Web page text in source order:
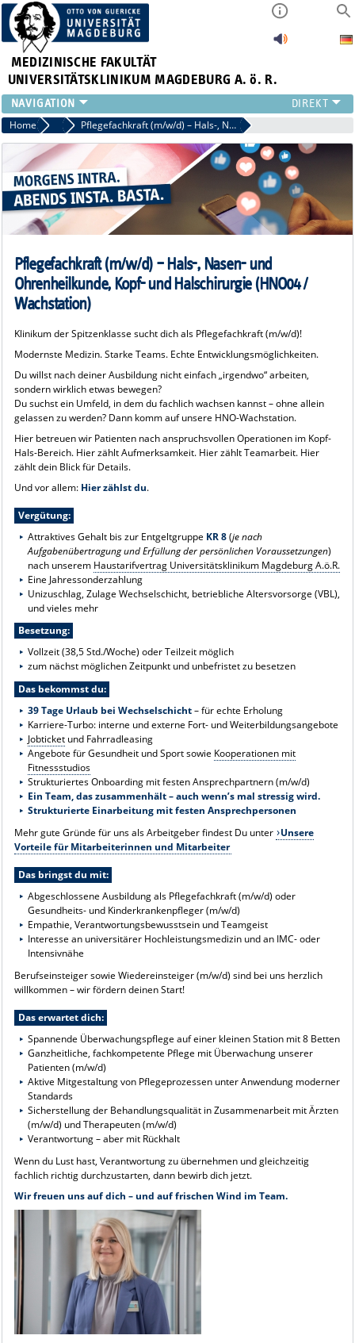
MEDIZINISCHE FAKULTÄT
UNIVERSITÄTSKLINIKUM MAGDEBURG A. ö. R.
INSTITUTE
KLINIKEN
ZENTRALE EINRICHTUNGEN
FORSCHUNG
PRESSE
ÜBER UNS
INTRANET
Home Intensivpflege, Intermediate Care und Wachstationen
Pflegefachkraft (m/w/d) – Hals-, Nasen- und Ohrenheilkunde, Kopf- und Halschirurgie (HNO04 / Wachstation)
Pflegefachkraft (m/w/d) – Hals-, Nasen- und
Ohrenheilkunde, Kopf- und Halschirurgie (HNO04 /
Wachstation)
Klinikum der Spitzenklasse sucht dich als Pflegefachkraft (m/w/d)!
Modernste Medizin. Starke Teams. Echte Entwicklungsmöglichkeiten.
Du willst nach deiner Ausbildung nicht einfach „irgendwo“ arbeiten,
sondern wirklich etwas bewegen?
Du suchst ein Umfeld, in dem du fachlich wachsen kannst – ohne allein
gelassen zu werden? Dann komm auf unsere HNO-Wachstation.
Hier betreuen wir Patienten nach anspruchsvollen Operationen im Kopf-
Hals-Bereich. Hier zählt Aufmerksamkeit. Hier zählt Teamarbeit. Hier
zählt dein Blick für Details.
Und vor allem: Hier zählst du.
Vergütung:
Attraktives Gehalt bis zur Entgeltgruppe KR 8(je nach
Aufgabenübertragung und Erfüllung der persönlichen Voraussetzungen)
nach unserem Haustarifvertrag Universitätsklinikum Magdeburg A.ö.R.
Eine Jahressonderzahlung
Unizuschlag, Zulage Wechselschicht, betriebliche Altersvorsorge (VBL),
und vieles mehr
Besetzung:
Vollzeit (38,5 Std./Woche) oder Teilzeit möglich
zum nächst möglichen Zeitpunkt und unbefristet zu besetzen
Das bekommst du:
39 Tage Urlaub bei Wechselschicht– für echte Erholung
Karriere-Turbo: interne und externe Fort- und Weiterbildungsangebote
Jobticket und Fahrradleasing
Angebote für Gesundheit und Sport sowie Kooperationen mit
Fitnessstudios
Strukturiertes Onboarding mit festen Ansprechpartnern (m/w/d)
Ein Team, das zusammenhält – auch wenn’s mal stressig wird.
Strukturierte Einarbeitung mit festen Ansprechpersonen
Mehr gute Gründe für uns als Arbeitgeber findest Du unter Unsere
Vorteile für Mitarbeiterinnen und Mitarbeiter
Das bringst du mit:
Abgeschlossene Ausbildung als Pflegefachkraft (m/w/d) oder
Gesundheits- und Kinderkrankenpfleger (m/w/d)
Empathie, Verantwortungsbewusstsein und Teamgeist
Interesse an universitärer Hochleistungsmedizin und an IMC- oder
Intensivnähe
Berufseinsteiger sowie Wiedereinsteiger (m/w/d) sind bei uns herzlich
willkommen – wir fördern deinen Start!
Das erwartet dich:
Spannende Überwachungspflege auf einer kleinen Station mit 8 Betten
Ganzheitliche, fachkompetente Pflege mit Überwachung unserer
Patienten (m/w/d)
Aktive Mitgestaltung von Pflegeprozessen unter Anwendung moderner
Standards
Sicherstellung der Behandlungsqualität in Zusammenarbeit mit Ärzten
(m/w/d) und Therapeuten (m/w/d)
Verantwortung – aber mit Rückhalt
Wenn du Lust hast, Verantwortung zu übernehmen und gleichzeitig
fachlich richtig durchzustarten, dann bewirb dich jetzt.
Wir freuen uns auf dich – und auf frischen Wind im Team.